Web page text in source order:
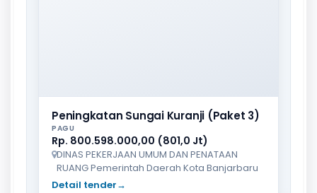
Peningkatan Sungai Kuranji (Paket 3)
PAGU
Rp. 800.598.000,00 (801,0 Jt)
DINAS PEKERJAAN UMUM DAN PENATAAN
RUANG Pemerintah Daerah Kota Banjarbaru
Detail tender→